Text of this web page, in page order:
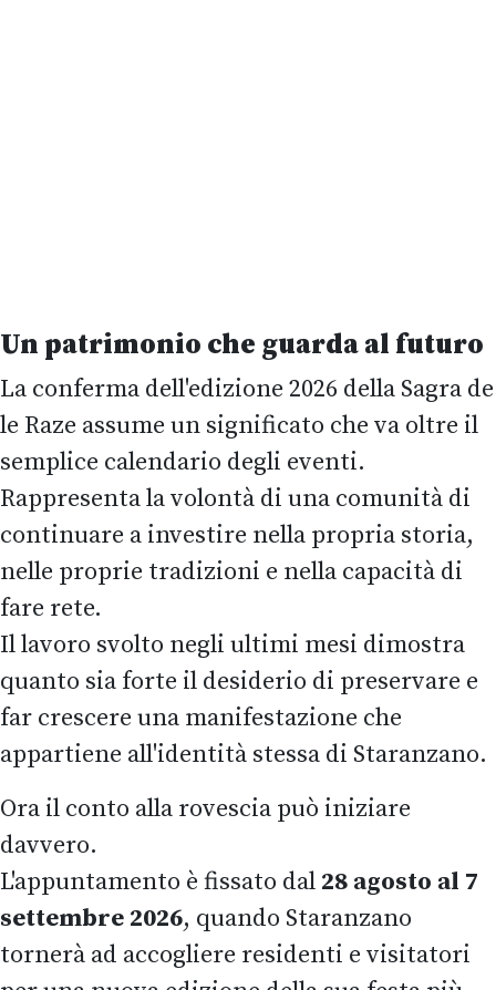
Un patrimonio che guarda al futuro
La conferma dell'edizione 2026 della Sagra de
le Raze assume un significato che va oltre il
semplice calendario degli eventi.
Rappresenta la volontà di una comunità di
continuare a investire nella propria storia,
nelle proprie tradizioni e nella capacità di
fare rete.
Il lavoro svolto negli ultimi mesi dimostra
quanto sia forte il desiderio di preservare e
far crescere una manifestazione che
appartiene all'identità stessa di Staranzano.
Ora il conto alla rovescia può iniziare
davvero.
L'appuntamento è fissato dal 28 agosto al 7
settembre 2026, quando Staranzano
tornerà ad accogliere residenti e visitatori